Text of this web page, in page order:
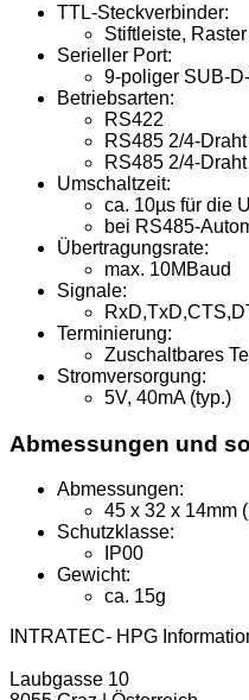
TTL-Steckverbinder:
Stiftleiste,
Serieller Port:
9-poliger SUB-
Betriebsarten:
RS422
RS485 2/4-
RS485 2/4-
Umschaltzeit:
ca. 10µs für die
bei RS485-
Übertragungsrate:
max. 10MBaud
Signale:
Terminierung:
Zuschaltbares
Stromversorgung:
5V, 40mA (typ.)
Abmessungen und
Abmessungen:
45 x 32 x 14mm
Schutzklasse:
IP00
Gewicht:
ca. 15g
INTRATEC- HPG
Laubgasse 10